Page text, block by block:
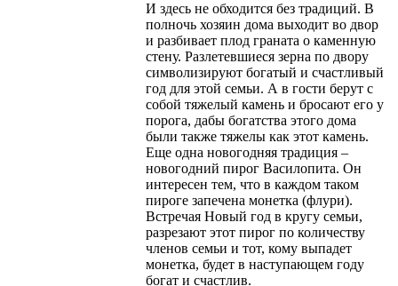
И здесь не обходится без традиций. В
полночь хозяин дома выходит во двор
и разбивает плод граната о каменную
стену. Разлетевшиеся зерна по двору
символизируют богатый и счастливый
год для этой семьи. А в гости берут с
собой тяжелый камень и бросают его у
порога, дабы богатства этого дома
были также тяжелы как этот камень.
Еще одна новогодняя традиция –
новогодний пирог Василопита. Он
интересен тем, что в каждом таком
пироге запечена монетка (флури).
Встречая Новый год в кругу семьи,
разрезают этот пирог по количеству
членов семьи и тот, кому выпадет
монетка, будет в наступающем году
богат и счастлив.